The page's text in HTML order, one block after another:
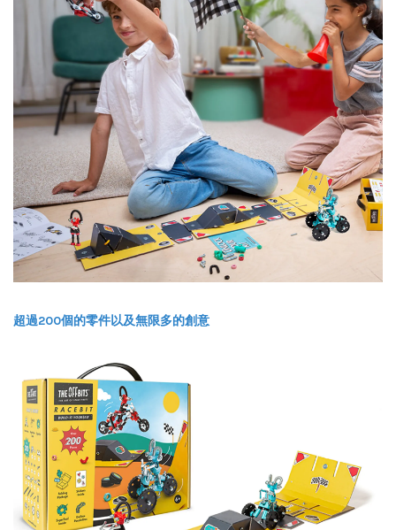
超過200個的零件以及無限多的創意